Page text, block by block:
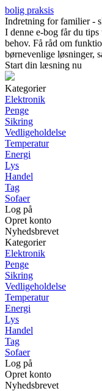
bolig praksis
Indretning for familier -
I denne e-bog får du
behov. Få råd om
børnevenlige løsninger,
Start din læsning nu
Kategorier
Elektronik
Penge
Sikring
Vedligeholdelse
Temperatur
Energi
Lys
Handel
Tag
Sofaer
Log på
Opret konto
Nyhedsbrevet
Kategorier
Elektronik
Penge
Sikring
Vedligeholdelse
Temperatur
Energi
Lys
Handel
Tag
Sofaer
Log på
Opret konto
Nyhedsbrevet